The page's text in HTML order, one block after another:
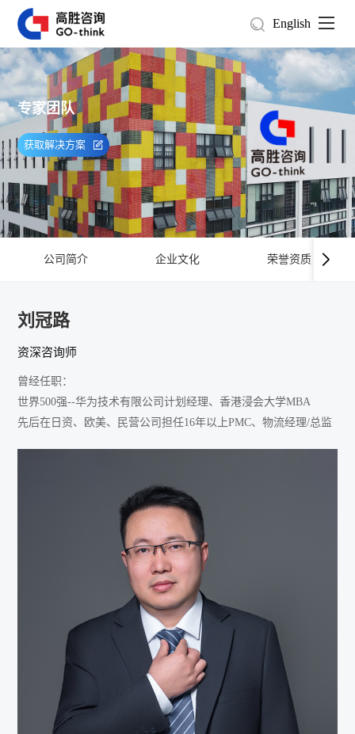
English
专家团队
获取解决方案
公司简介 企业文化 荣誉资质
刘冠路
资深咨询师
曾经任职：
世界500强--华为技术有限公司计划经理、香港浸会大学MBA
先后在日资、欧美、民营公司担任16年以上PMC、物流经理/总监